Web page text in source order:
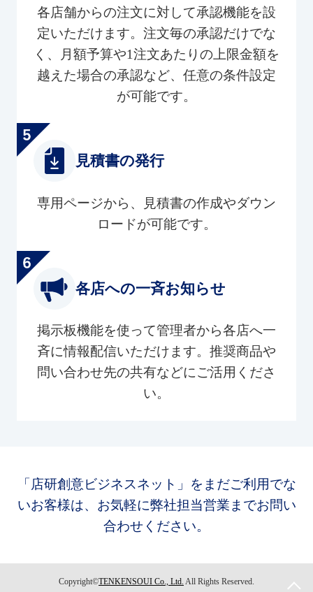
各店舗からの注文に対して承認機能を設
定いただけます。注文毎の承認だけでな
く、月額予算や1注文あたりの上限金額を
越えた場合の承認など、任意の条件設定
が可能です。
見積書の発行
専用ページから、見積書の作成やダウン
ロードが可能です。
各店への一斉お知らせ
掲示板機能を使って管理者から各店へ一
斉に情報配信いただけます。推奨商品や
問い合わせ先の共有などにご活用くださ
い。
「店研創意ビジネスネット」をまだご利用でな
いお客様は、お気軽に弊社担当営業までお問い
合わせください。
Copyright©TENKENSOUI Co., Ltd. All Rights Reserved.